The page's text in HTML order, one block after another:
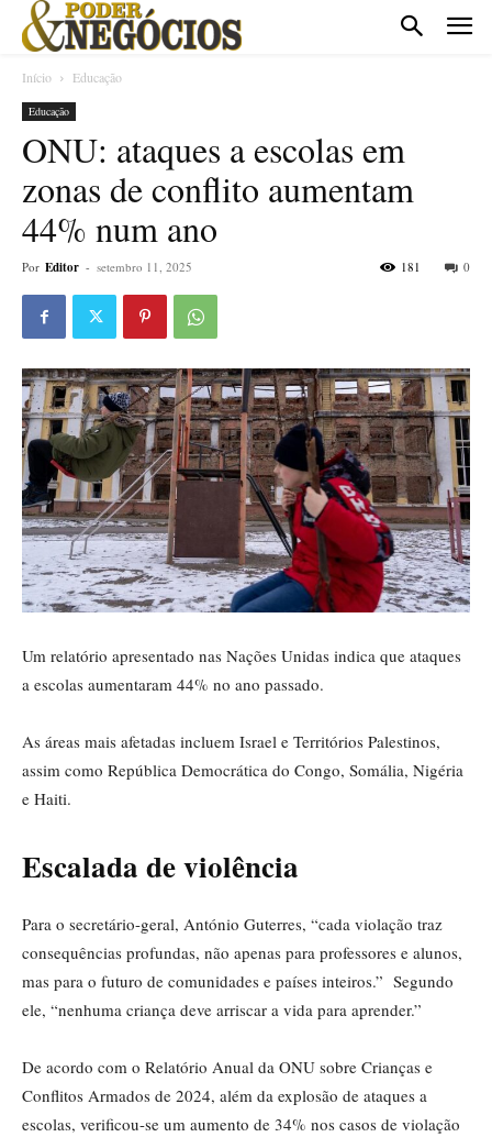
Início Educação
Educação
ONU: ataques a escolas em
zonas de conflito aumentam
44% num ano
Por Editor - setembro 11, 2025 0
181
Um relatório apresentado nas Nações Unidas indica que ataques
a escolas aumentaram 44% no ano passado.
As áreas mais afetadas incluem Israel e Territórios Palestinos,
assim como República Democrática do Congo, Somália, Nigéria
e Haiti.
Escalada de violência
Para o secretário-geral, António Guterres, “cada violação traz
consequências profundas, não apenas para professores e alunos,
mas para o futuro de comunidades e países inteiros.” Segundo
ele, “nenhuma criança deve arriscar a vida para aprender.”
De acordo com o Relatório Anual da ONU sobre Crianças e
Conflitos Armados de 2024, além da explosão de ataques a
escolas, verificou-se um aumento de 34% nos casos de violação